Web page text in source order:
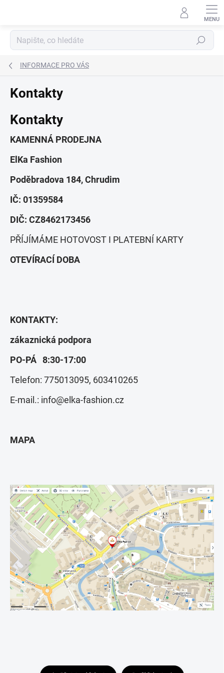
Hledat
INFORMACE PRO VÁS
Kontakty
Kontakty
KAMENNÁ PRODEJNA
ElKa Fashion
Poděbradova 184, Chrudim
IČ: 01359584
DIČ: CZ8462173456
PŘÍJÍMÁME HOTOVOST I PLATEBNÍ KARTY
OTEVÍRACÍ DOBA
KONTAKTY:
zákaznická podpora
PO-PÁ 8:30-17:00
Telefon: 775013095, 603410265
E-mail.: info@elka-fashion.cz
MAPA